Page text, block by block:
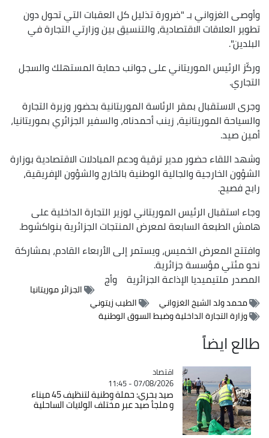
وأوصى الغزواني بـ "ضرورة تذليل كل العقبات التي تحول دون
تطوير العلاقات الاقتصادية، والتنسيق بين وزارتي التجارة في
البلدين".
وركّز الرئيس الموريتاني على جوانب حماية المستهلك والسجل
التجاري.
وجرى الاستقبال بمقر الرئاسة الموريتانية بحضور وزيرة التجارة
والسياحة الموريتانية، زينب أحمدناه، والسفير الجزائري بموريتانيا،
أمين صيد.
وشهد اللقاء حضور مدير ترقية ودعم المبادلات الاقتصادية بوزارة
الشؤون الخارجية والجالية الوطنية بالخارج والشؤون الإفريقية،
رابح فصيح.
وجاء استقبال الرئيس الموريتاني لوزير التجارة الداخلية على
هامش الطبعة السابعة لمعرض المنتجات الجزائرية بنواكشوط.
وافتتح المعرض الخميس، ويستمر إلى الأربعاء القادم، بمشاركة
نحو مئتي مؤسسة جزائرية.
المصدرملتيميديا الإذاعة الجزائرية وأج
الجزائر موريتانيا
محمد ولد الشيخ الغزواني
الطيب زيتوني
وزارة التجارة الداخلية وضبط السوق الوطنية
طالع ايضاً
Catégorie
اقتصاد
07/08/2026 - 11:45
صيد بحري: حملة وطنية لتنظيف 45 ميناء
و ملجأ صيد عبر مختلف الولايات الساحلية